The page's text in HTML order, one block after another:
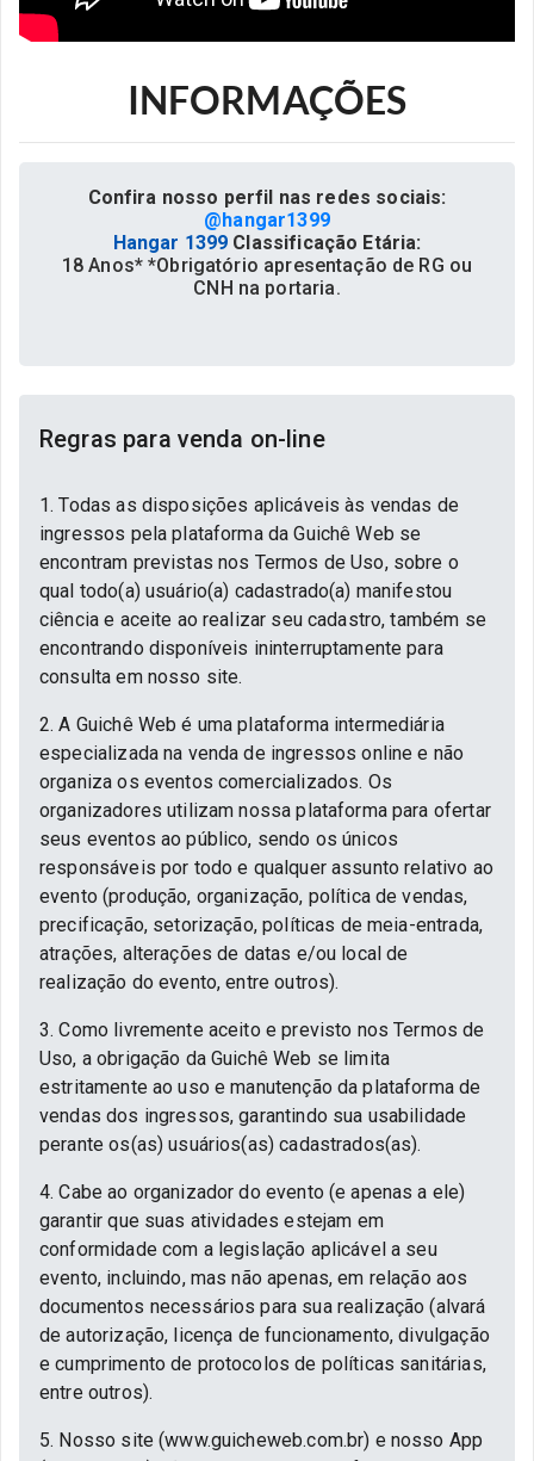
INFORMAÇÕES
Confira nosso perfil nas redes sociais:
@hangar1399
Hangar 1399 Classificação Etária:
18 Anos* *Obrigatório apresentação de RG ou
CNH na portaria.
Regras para venda on-line
1. Todas as disposições aplicáveis às vendas de
ingressos pela plataforma da Guichê Web se
encontram previstas nos Termos de Uso, sobre o
qual todo(a) usuário(a) cadastrado(a) manifestou
ciência e aceite ao realizar seu cadastro, também se
encontrando disponíveis ininterruptamente para
consulta em nosso site.
2. A Guichê Web é uma plataforma intermediária
especializada na venda de ingressos online e não
organiza os eventos comercializados. Os
organizadores utilizam nossa plataforma para ofertar
seus eventos ao público, sendo os únicos
responsáveis por todo e qualquer assunto relativo ao
evento (produção, organização, política de vendas,
precificação, setorização, políticas de meia-entrada,
atrações, alterações de datas e/ou local de
realização do evento, entre outros).
3. Como livremente aceito e previsto nos Termos de
Uso, a obrigação da Guichê Web se limita
estritamente ao uso e manutenção da plataforma de
vendas dos ingressos, garantindo sua usabilidade
perante os(as) usuários(as) cadastrados(as).
4. Cabe ao organizador do evento (e apenas a ele)
garantir que suas atividades estejam em
conformidade com a legislação aplicável a seu
evento, incluindo, mas não apenas, em relação aos
documentos necessários para sua realização (alvará
de autorização, licença de funcionamento, divulgação
e cumprimento de protocolos de políticas sanitárias,
entre outros).
5. Nosso site (www.guicheweb.com.br) e nosso App